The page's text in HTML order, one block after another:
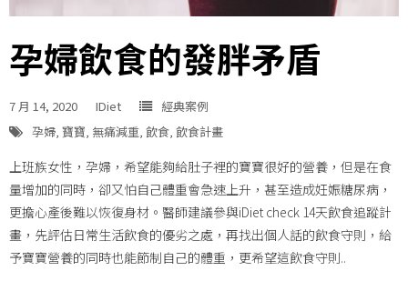
孕婦飲食的發胖矛盾
7 月 14, 2020 IDiet
經典案例
孕婦, 寶寶, 無痛減重, 飲食, 飲食計畫
上班族女性，孕婦，希望能夠給肚子裡的寶寶很好的營養，但是在食
量增加的同時，卻又怕自己體重會急速上升，甚至造成妊娠糖尿病，
更擔心產後難以恢復身材。醫師建議參與iDiet check 14天飲食追蹤計
畫，先評估日常生活飲食的優劣之處，再找出個人話的飲食守則，給
予寶寶營養的同時也能節制自己的體重，更希望這飲食守則..